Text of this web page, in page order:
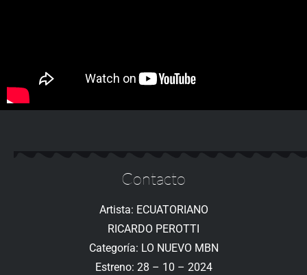
Contacto
Artista: ECUATORIANO
RICARDO PEROTTI
Categoría: LO NUEVO MBN
Estreno: 28 – 10 – 2024